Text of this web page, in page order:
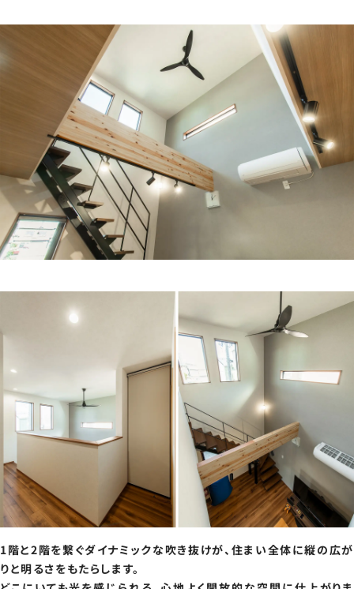
1階と2階を繋ぐダイナミックな吹き抜けが、住まい全体に縦の広が
りと明るさをもたらします。